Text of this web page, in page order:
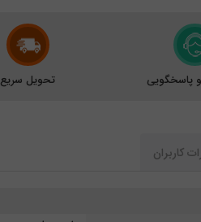
پاسخگویی تحویل سریع
کاربران